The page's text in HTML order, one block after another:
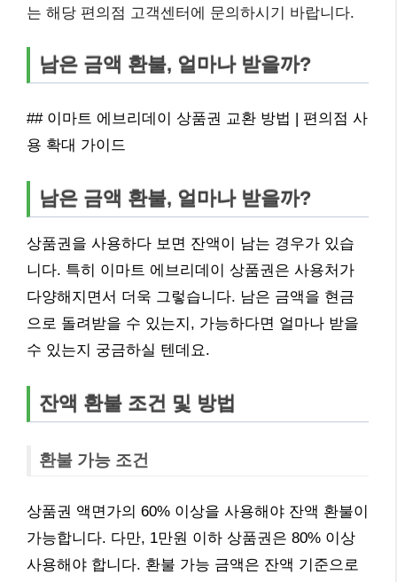
는 해당 편의점 고객센터에 문의하시기 바랍니다.
남은 금액 환불, 얼마나 받을까?
## 이마트 에브리데이 상품권 교환 방법 | 편의점 사
용 확대 가이드
남은 금액 환불, 얼마나 받을까?
상품권을 사용하다 보면 잔액이 남는 경우가 있습
니다. 특히 이마트 에브리데이 상품권은 사용처가
다양해지면서 더욱 그렇습니다. 남은 금액을 현금
으로 돌려받을 수 있는지, 가능하다면 얼마나 받을
수 있는지 궁금하실 텐데요.
잔액 환불 조건 및 방법
환불 가능 조건
상품권 액면가의 60% 이상을 사용해야 잔액 환불이
가능합니다. 다만, 1만원 이하 상품권은 80% 이상
사용해야 합니다. 환불 가능 금액은 잔액 기준으로